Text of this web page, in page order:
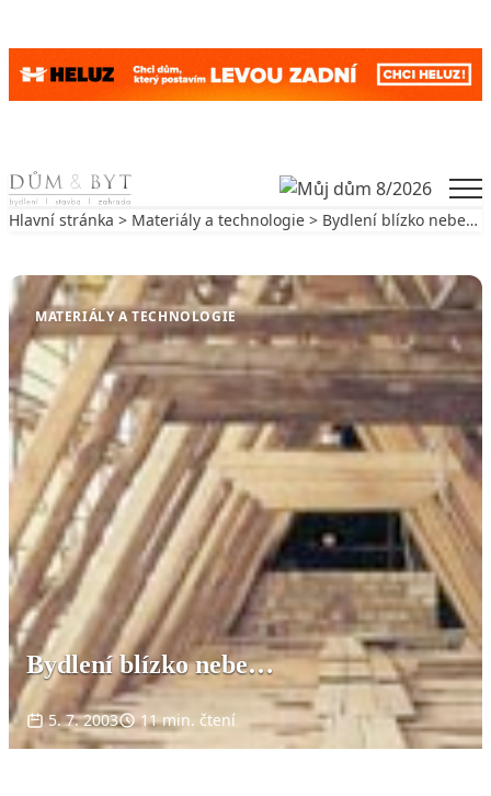
Skip to content
Hlavní stránka > Materiály a technologie > Bydlení blízko nebe…
MATERIÁLY A TECHNOLOGIE
Bydlení blízko nebe…
5. 7. 2003 11 min. čtení